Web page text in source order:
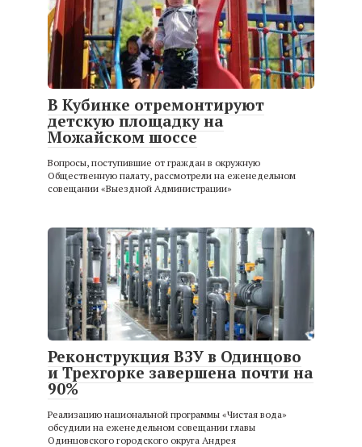
В Кубинке отремонтируют
детскую площадку на
Можайском шоссе
Вопросы, поступившие от граждан в окружную
Общественную палату, рассмотрели на еженедельном
совещании «Выездной Администрации»
Реконструкция ВЗУ в Одинцово
и Трехгорке завершена почти на
90%
Реализацию национальной программы «Чистая вода»
обсудили на еженедельном совещании главы
Одинцовского городского округа Андрея